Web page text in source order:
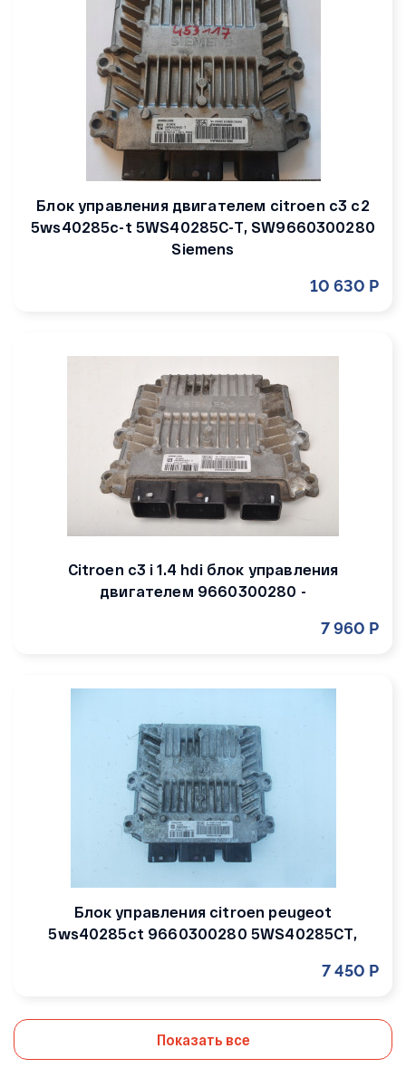
Блок управления двигателем citroen c3 c2
5ws40285c-t 5WS40285C-T, SW9660300280
Siemens
10 630 Р
Citroen c3 i 1.4 hdi блок управления
двигателем 9660300280 -
7 960 Р
Блок управления citroen peugeot
5ws40285ct 9660300280 5WS40285CT,
7 450 Р
Показать все